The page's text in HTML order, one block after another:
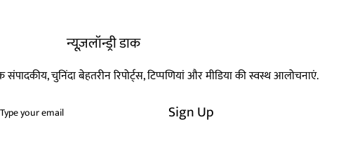
न्यूज़लॉन्ड्री डाक
संपादकीय, चुनिंदा बेहतरीन रिपोर्ट्स, टिप्पणियां और मीडिया की स्वस्थ आलोचनाएं.
Sign Up